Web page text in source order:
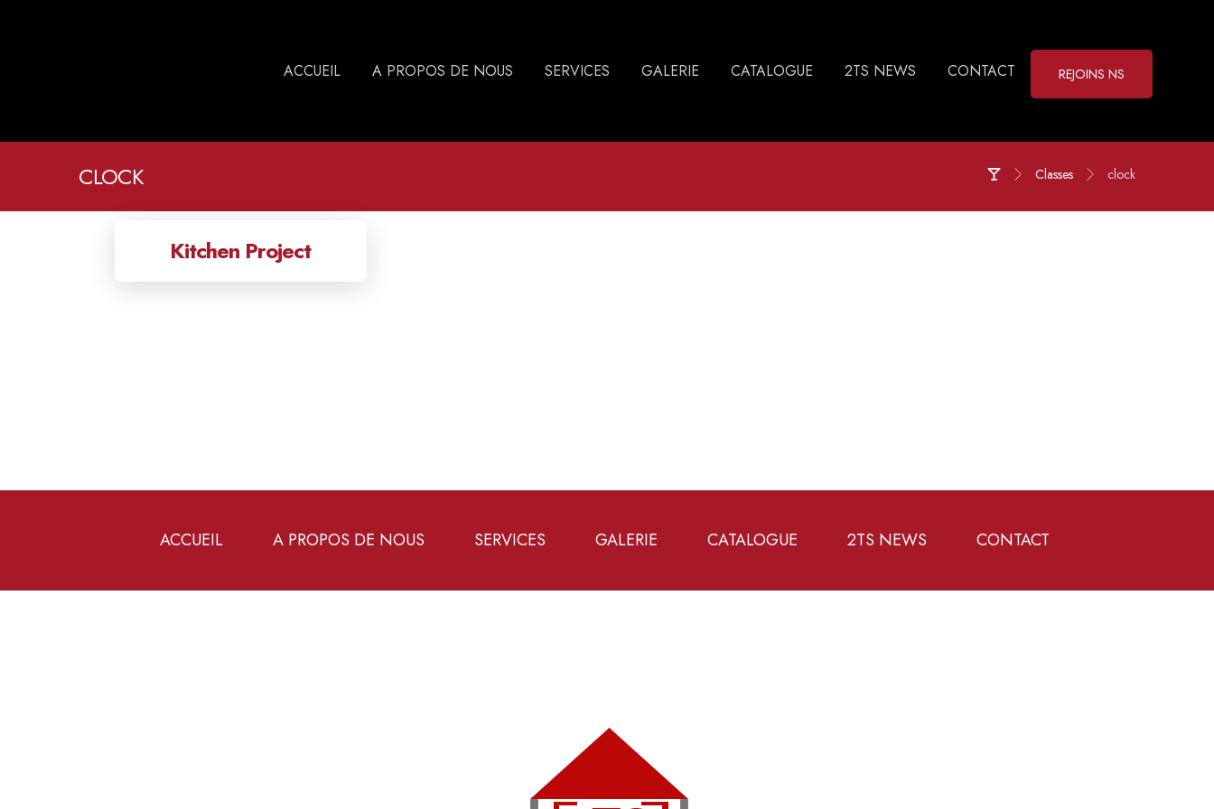
REJOINS NS
ACCUEIL A PROPOS DE NOUS SERVICES GALERIE CATALOGUE 2TS NEWS CONTACT
CLOCK Classes clock
Kitchen Project
ACCUEIL A PROPOS DE NOUS SERVICES GALERIE CATALOGUE 2TS NEWS CONTACT